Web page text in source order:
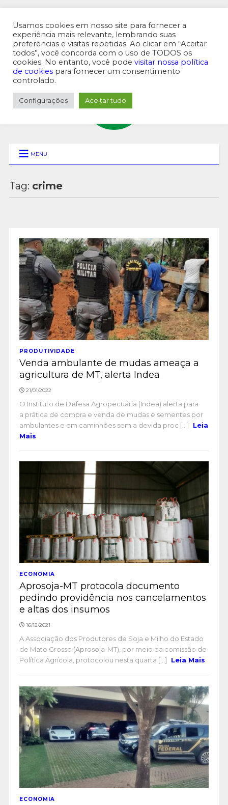
MENU SUPERIOR
MENU
Tag: crime
PRODUTIVIDADE
Venda ambulante de mudas ameaça a
agricultura de MT, alerta Indea
21/01/2022
O Instituto de Defesa Agropecuária (Indea) alerta para
a prática de compra e venda de mudas e sementes por
ambulantes e em caminhões sem a devida proc [...]
Leia
Mais
ECONOMIA
Aprosoja-MT protocola documento
pedindo providência nos cancelamentos
e altas dos insumos
16/12/2021
A Associação dos Produtores de Soja e Milho do Estado
de Mato Grosso (Aprosoja-MT), por meio da comissão de
Política Agrícola, protocolou nesta quarta [...]
Leia Mais
ECONOMIA
Usamos cookies em nosso site para fornecer a
experiência mais relevante, lembrando suas
preferências e visitas repetidas. Ao clicar em “Aceitar
todos”, você concorda com o uso de TODOS os
cookies. No entanto, você pode visitar nossa política
de cookies para fornecer um consentimento
controlado.
Configurações Aceitar tudo